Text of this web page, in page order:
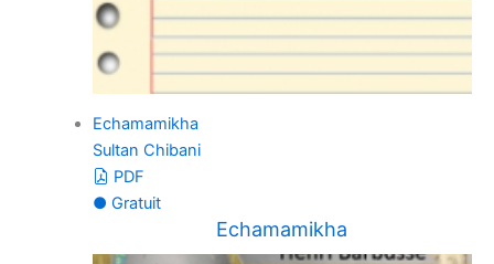
Echamamikha
Sultan Chibani
PDF
● Gratuit
Echamamikha